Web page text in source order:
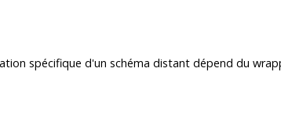
spécifique d'un schéma distant dépend du